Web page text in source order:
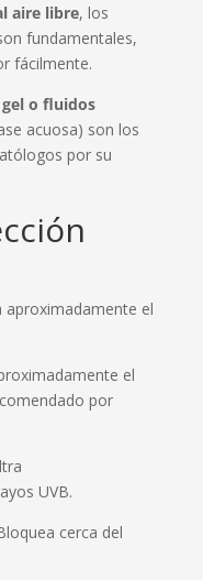
aire libre, los
fundamentales,
fácilmente.
gel o fluidos
acuosa) son los
por su
aproximadamente el
el
por
UVB.
cerca del